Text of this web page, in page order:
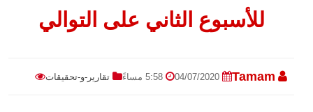
للأسبوع الثاني على التوالي
Tamam
04/07/2020 5:58 مساءً تقارير-و-تحقيقات